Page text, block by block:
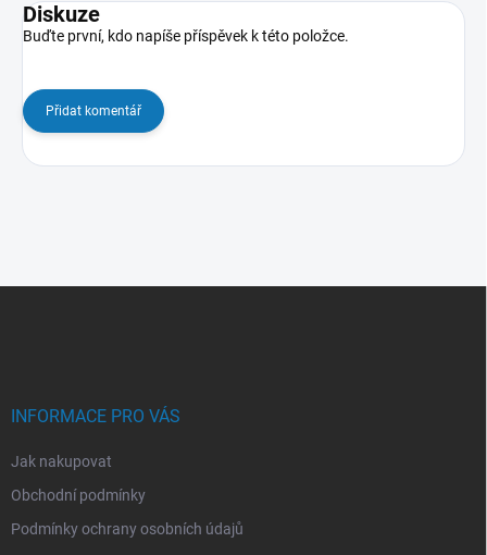
Diskuze
Buďte první, kdo napíše příspěvek k této položce.
Přidat komentář
INFORMACE PRO VÁS
Jak nakupovat
Obchodní podmínky
Podmínky ochrany osobních údajů